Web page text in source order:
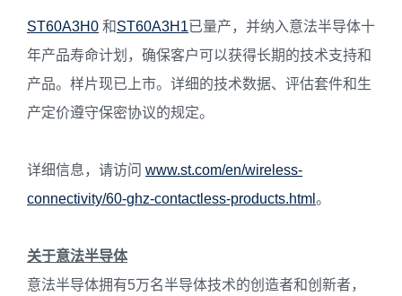
ST60A3H0 和ST60A3H1已量产，并纳入意法半导体十
年产品寿命计划，确保客户可以获得长期的技术支持和
产品。样片现已上市。详细的技术数据、评估套件和生
产定价遵守保密协议的规定。
详细信息，请访问 www.st.com/en/wireless-
connectivity/60-ghz-contactless-products.html 。
关于意法半导体
意法半导体拥有5万名半导体技术的创造者和创新者，